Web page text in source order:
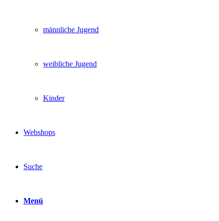
männliche Jugend
weibliche Jugend
Kinder
Webshops
Suche
Menü